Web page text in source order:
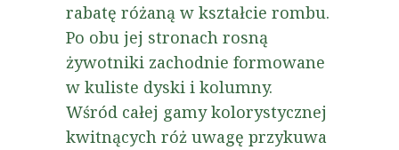
rabatę różaną w kształcie rombu.
Po obu jej stronach rosną
żywotniki zachodnie formowane
w kuliste dyski i kolumny.
Wśród całej gamy kolorystycznej
kwitnących róż uwagę przykuwa